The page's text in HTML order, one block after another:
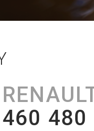
460 480